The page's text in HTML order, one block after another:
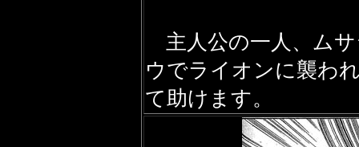
主人公の一人、ム
ウでライオンに襲わ
て助けます。